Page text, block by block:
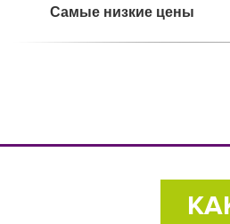
Самые низкие цены
Безопасно для детей